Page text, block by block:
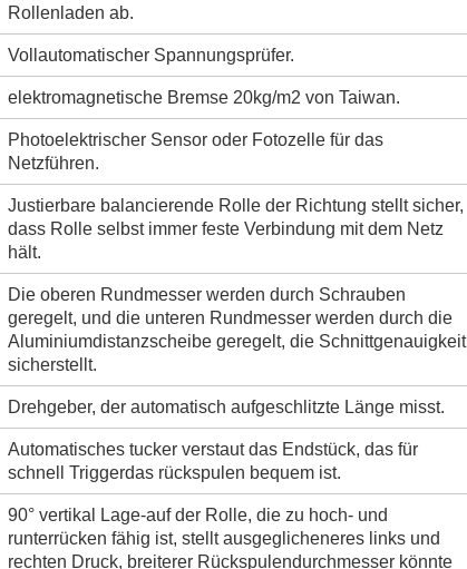
Rollenladen ab.
Vollautomatischer Spannungsprüfer.
elektromagnetische Bremse 20kg/m2 von Taiwan.
Photoelektrischer Sensor oder Fotozelle für das
Netzführen.
Justierbare balancierende Rolle der Richtung stellt sicher,
dass Rolle selbst immer feste Verbindung mit dem Netz
hält.
Die oberen Rundmesser werden durch Schrauben
geregelt, und die unteren Rundmesser werden durch die
Aluminiumdistanzscheibe geregelt, die Schnittgenauigkeit
sicherstellt.
Drehgeber, der automatisch aufgeschlitzte Länge misst.
Automatisches tucker verstaut das Endstück, das für
schnell Triggerdas rückspulen bequem ist.
90° vertikal Lage-auf der Rolle, die zu hoch- und
runterrücken fähig ist, stellt ausgeglicheneres links und
rechten Druck, breiterer Rückspulendurchmesser könnte